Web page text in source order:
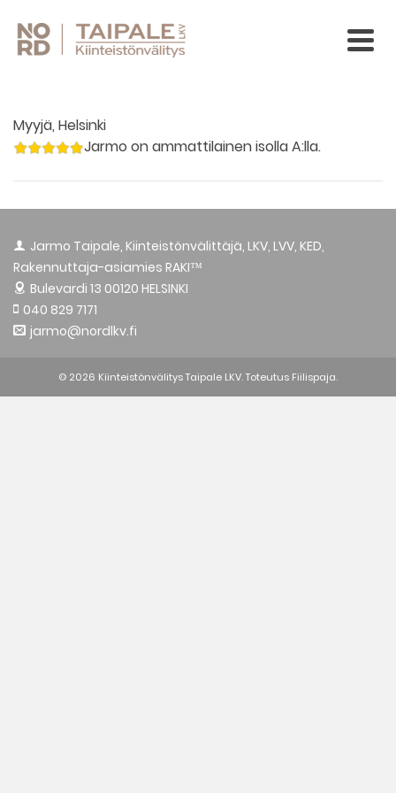
Myyjä, Helsinki
Jarmo on ammattilainen isolla A:lla.
Jarmo Taipale, Kiinteistönvälittäjä, LKV, LVV, KED,
Rakennuttaja-asiamies RAKI™
Bulevardi 13 00120 HELSINKI
040 829 7171
jarmo@nordlkv.fi
© 2026 Kiinteistönvälitys Taipale LKV. Toteutus Fiilispaja.